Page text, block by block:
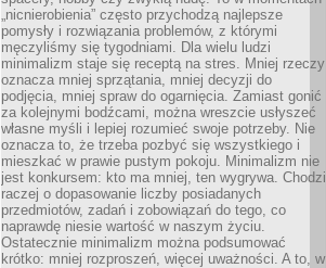
„nicnierobienia” często przychodzą najlepsze
pomysły i rozwiązania problemów, z którymi
męczyliśmy się tygodniami. Dla wielu ludzi
minimalizm staje się receptą na stres. Mniej rzeczy
oznacza mniej sprzątania, mniej decyzji do
podjęcia, mniej spraw do ogarnięcia. Zamiast gonić
za kolejnymi bodźcami, można wreszcie usłyszeć
własne myśli i lepiej rozumieć swoje potrzeby. Nie
oznacza to, że trzeba pozbyć się wszystkiego i
mieszkać w prawie pustym pokoju. Minimalizm nie
jest konkursem: kto ma mniej, ten wygrywa. Chodzi
raczej o dopasowanie liczby posiadanych
przedmiotów, zadań i zobowiązań do tego, co
naprawdę niesie wartość w naszym życiu.
Ostatecznie minimalizm można podsumować
krótko: mniej rozproszeń, więcej uważności. A to, w